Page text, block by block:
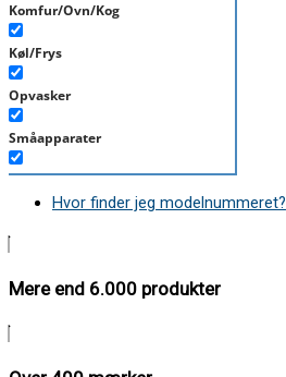
Komfur/Ovn/Kog
Køl/Frys
Opvasker
Småapparater
Støvsuger
Hvor finder jeg modelnummeret?
Mere end 6.000 produkter